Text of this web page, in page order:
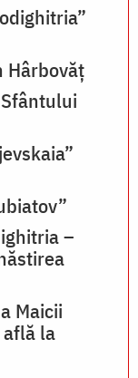
Hârbovăț
–
Maicii
la